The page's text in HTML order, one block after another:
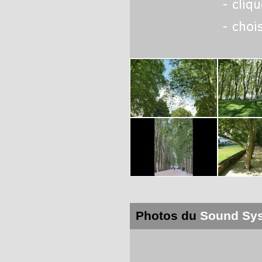
Photos du Sound